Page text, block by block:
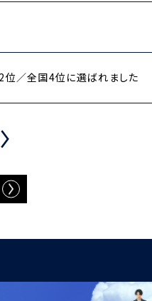
位／全国4位に選ばれました